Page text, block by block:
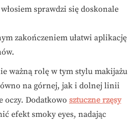
sprawdzi się doskonale
zakończeniem ułatwi aplikację
ważną rolę w tym stylu makijażu
na górnej, jak i dolnej linii
oczy. Dodatkowo sztuczne rzęsy
efekt smoky eyes, nadając